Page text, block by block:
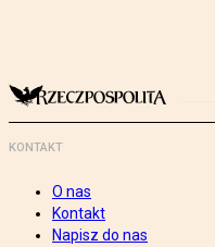
KONTAKT
O nas
Kontakt
Napisz do nas